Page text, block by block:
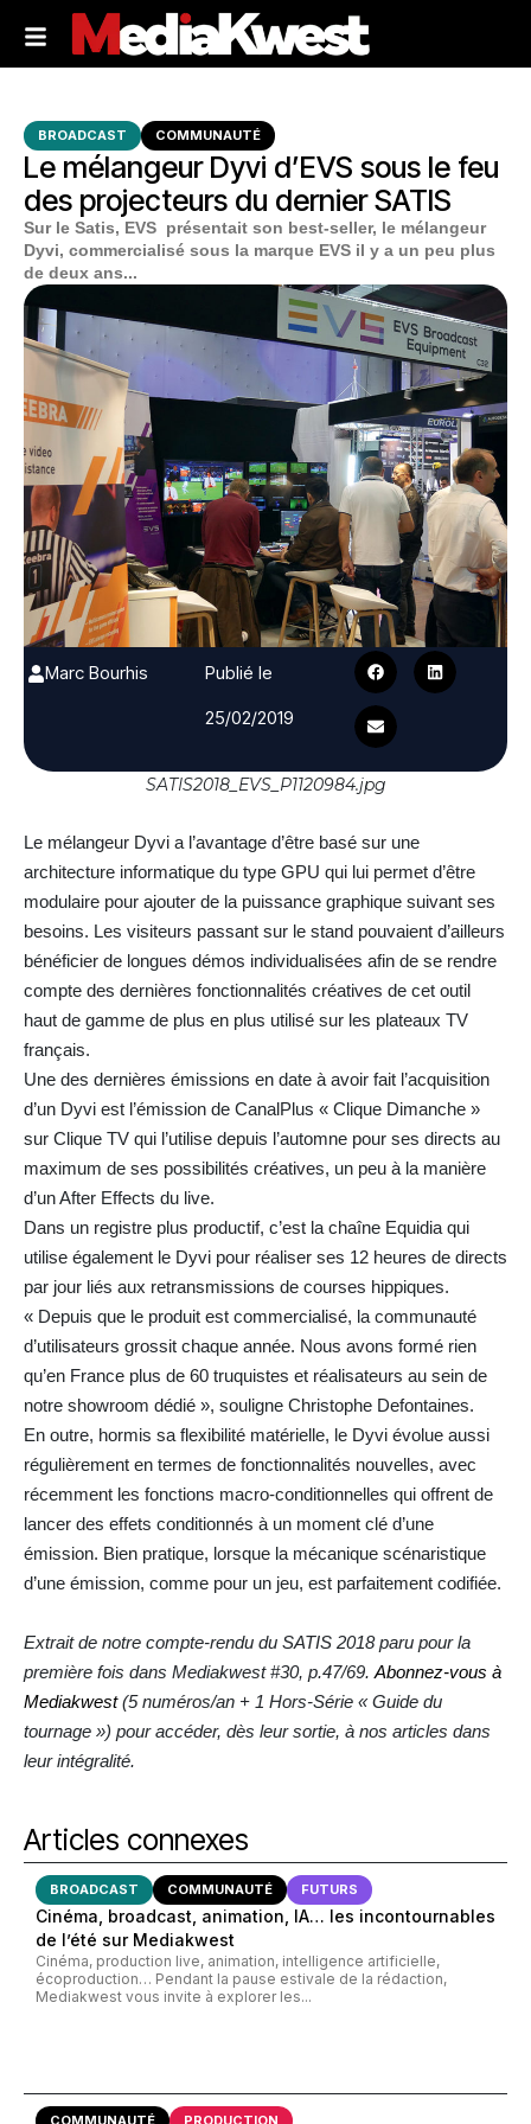
BROADCAST COMMUNAUTÉ
Le mélangeur Dyvi d’EVS sous le feu
des projecteurs du dernier SATIS
Sur le Satis, EVS présentait son best-seller, le mélangeur
Dyvi, commercialisé sous la marque EVS il y a un peu plus
de deux ans...
Marc Bourhis
Publié le
25/02/2019
SATIS2018_EVS_P1120984.jpg
Le mélangeur Dyvi a l’avantage d’être basé sur une
architecture informatique du type GPU qui lui permet d’être
modulaire pour ajouter de la puissance graphique suivant ses
besoins. Les visiteurs passant sur le stand pouvaient d’ailleurs
bénéficier de longues démos individualisées afin de se rendre
compte des dernières fonctionnalités créatives de cet outil
haut de gamme de plus en plus utilisé sur les plateaux TV
français.
Une des dernières émissions en date à avoir fait l’acquisition
d’un Dyvi est l’émission de CanalPlus « Clique Dimanche »
sur Clique TV qui l’utilise depuis l’automne pour ses directs au
maximum de ses possibilités créatives, un peu à la manière
d’un After Effects du live.
Dans un registre plus productif, c’est la chaîne Equidia qui
utilise également le Dyvi pour réaliser ses 12 heures de directs
par jour liés aux retransmissions de courses hippiques.
« Depuis que le produit est commercialisé, la communauté
d’utilisateurs grossit chaque année. Nous avons formé rien
qu’en France plus de 60 truquistes et réalisateurs au sein de
notre showroom dédié », souligne Christophe Defontaines.
En outre, hormis sa flexibilité matérielle, le Dyvi évolue aussi
régulièrement en termes de fonctionnalités nouvelles, avec
récemment les fonctions macro-conditionnelles qui offrent de
lancer des effets conditionnés à un moment clé d’une
émission. Bien pratique, lorsque la mécanique scénaristique
d’une émission, comme pour un jeu, est parfaitement codifiée.
Extrait de notre compte-rendu du SATIS 2018 paru pour la
première fois dans Mediakwest #30, p.47/69. Abonnez-vous à
Mediakwest(5 numéros/an + 1 Hors-Série « Guide du
tournage ») pour accéder, dès leur sortie, à nos articles dans
leur intégralité.
Articles connexes
BROADCAST COMMUNAUTÉ FUTURS
Cinéma, broadcast, animation, IA… les incontournables
de l’été sur Mediakwest
Cinéma, production live, animation, intelligence artificielle,
écoproduction… Pendant la pause estivale de la rédaction,
Mediakwest vous invite à explorer les...